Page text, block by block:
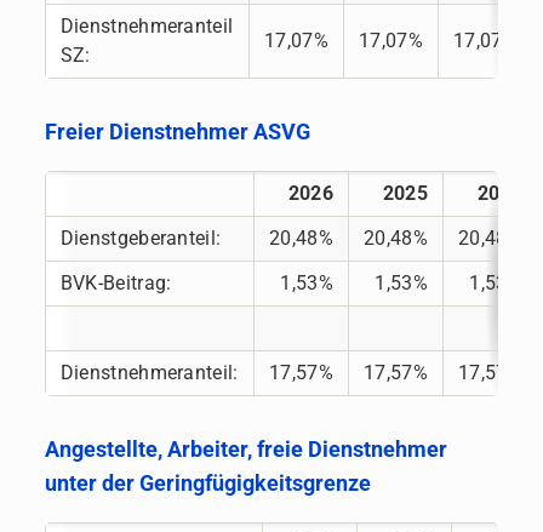
Dienstnehmeranteil
SZ:
17,07% 17,07% 17,07%
Freier Dienstnehmer ASVG
2026 2025
2024
Dienstgeberanteil:
20,48% 20,48%
20,48%
BVK-Beitrag:
1,53% 1,53% 1,53%
Dienstnehmeranteil: 17,57% 17,57% 17,57%
Angestellte, Arbeiter, freie Dienstnehmer
unter der Geringfügigkeitsgrenze